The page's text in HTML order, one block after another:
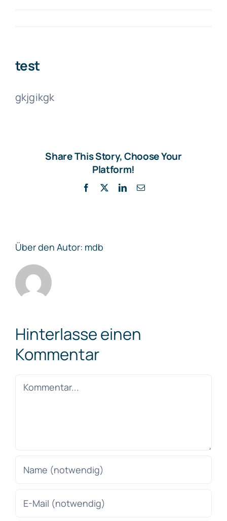
test
gkjgikgk
Share This Story, Choose Your
Platform!
Facebook LinkedIn
E-
Über den Autor: mdb
Hinterlasse einen
Kommentar
Kommentar